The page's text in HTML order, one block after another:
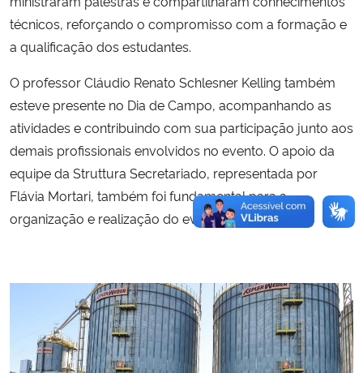
técnicos, reforçando o compromisso com a formação e
a qualificação dos estudantes.
O professor Cláudio Renato Schlesner Kelling também
esteve presente no Dia de Campo, acompanhando as
atividades e contribuindo com sua participação junto aos
demais profissionais envolvidos no evento. O apoio da
equipe da Struttura Secretariado, representada por
Flávia Mortari, também foi fundamental para a
organização e realização do evento.